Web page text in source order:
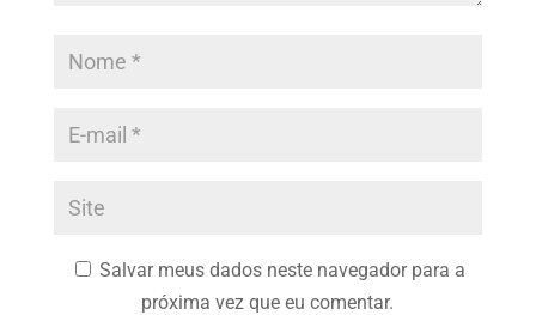
Salvar meus dados neste navegador para a
próxima vez que eu comentar.